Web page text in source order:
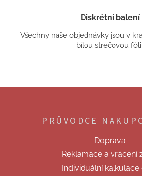
Diskrétní balení
Všechny naše objednávky jsou v
bílou strečovou
PRŮVODCE
Doprava
Reklamace a vrácení
Individuální kalkulace